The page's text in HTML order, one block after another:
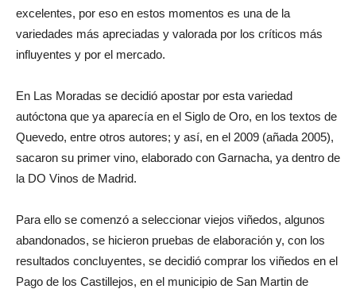
excelentes, por eso en estos momentos es una de la
variedades más apreciadas y valorada por los críticos más
influyentes y por el mercado.
En Las Moradas se decidió apostar por esta variedad
autóctona que ya aparecía en el Siglo de Oro, en los textos de
Quevedo, entre otros autores; y así, en el 2009 (añada 2005),
sacaron su primer vino, elaborado con Garnacha, ya dentro de
la DO Vinos de Madrid.
Para ello se comenzó a seleccionar viejos viñedos, algunos
abandonados, se hicieron pruebas de elaboración y, con los
resultados concluyentes, se decidió comprar los viñedos en el
Pago de los Castillejos, en el municipio de San Martin de